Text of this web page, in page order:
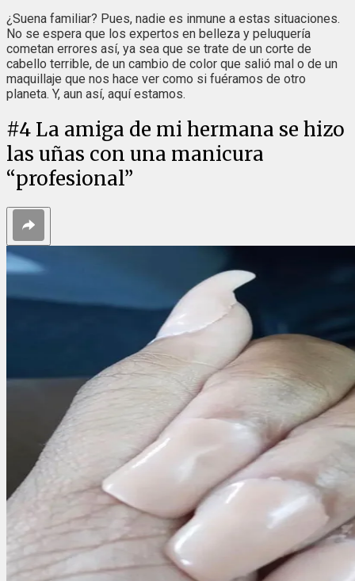
¿Suena familiar? Pues, nadie es inmune a estas situaciones.
No se espera que los expertos en belleza y peluquería
cometan errores así, ya sea que se trate de un corte de
cabello terrible, de un cambio de color que salió mal o de un
maquillaje que nos hace ver como si fuéramos de otro
planeta. Y, aun así, aquí estamos.
#4 La amiga de mi hermana se hizo
las uñas con una manicura
“profesional”